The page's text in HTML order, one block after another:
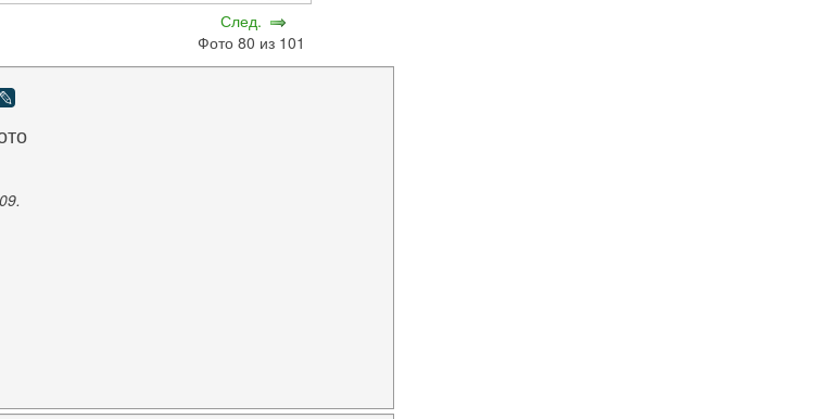
След.
Фото 80 из 101